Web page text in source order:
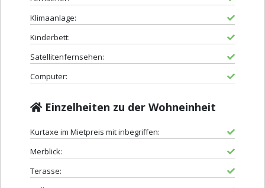
Klimaanlage:
Kinderbett:
Satellitenfernsehen:
Computer:
Einzelheiten zu der Wohneinheit
Kurtaxe im Mietpreis mit inbegriffen:
Merblick:
Terasse: